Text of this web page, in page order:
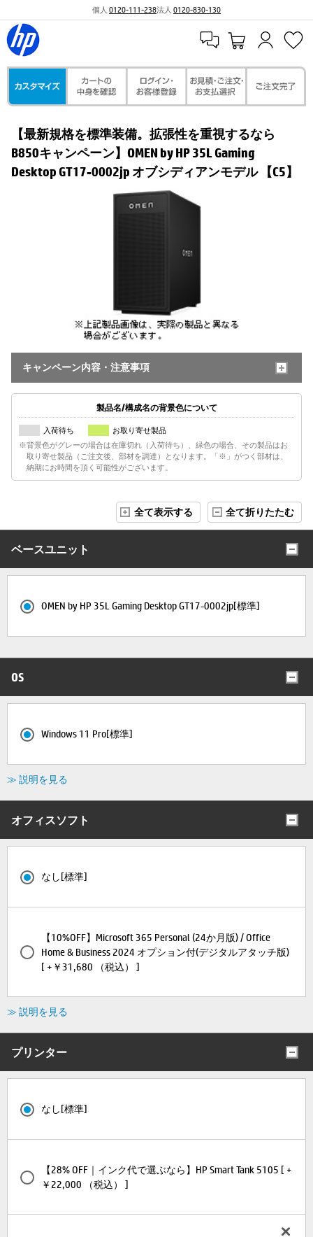
個人 0120-111-238法人 0120-830-130
【最新規格を標準装備。拡張性を重視するなら
B850キャンペーン】OMEN by HP 35L Gaming
Desktop GT17-0002jp オブシディアンモデル 【C5】
キャンペーン内容・注意事項
製品名/構成名の背景色について
入荷待ち
お取り寄せ製品
※背景色がグレーの場合は在庫切れ（入荷待ち）、緑色の場合、その製品はお
取り寄せ製品（ご注文後、部材を調達）となります。「※」がつく部材は、
納期にお時間を頂く可能性がございます。
全て表示する 全て折りたたむ
ベースユニット
OMEN by HP 35L Gaming Desktop GT17-0002jp[標準]
OS
Windows 11 Pro[標準]
≫ 説明を見る
オフィスソフト
なし[標準]
【10%OFF】Microsoft 365 Personal (24か月版) / Office
Home & Business 2024 オプション付(デジタルアタッチ版)
[ +￥31,680 （税込） ]
≫ 説明を見る
プリンター
なし[標準]
【28% OFF｜インク代で選ぶなら】HP Smart Tank 5105 [ +
￥22,000 （税込） ]